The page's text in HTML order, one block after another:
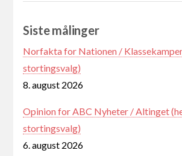
Siste målinger
Norfakta for Nationen /
stortingsvalg)
8. august 2026
Opinion for ABC Nyheter / Altinget
stortingsvalg)
6. august 2026